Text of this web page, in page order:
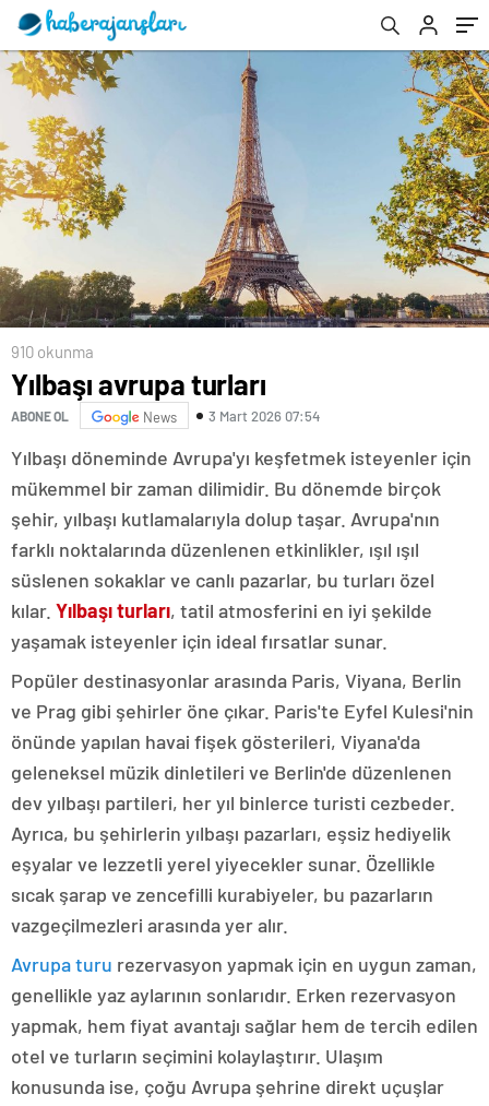
910 okunma
Yılbaşı avrupa turları
ABONE OL News 3 Mart 2026 07:54
Yılbaşı döneminde Avrupa'yı keşfetmek isteyenler için
mükemmel bir zaman dilimidir. Bu dönemde birçok
şehir, yılbaşı kutlamalarıyla dolup taşar. Avrupa'nın
farklı noktalarında düzenlenen etkinlikler, ışıl ışıl
süslenen sokaklar ve canlı pazarlar, bu turları özel
kılar. Yılbaşı turları, tatil atmosferini en iyi şekilde
yaşamak isteyenler için ideal fırsatlar sunar.
Popüler destinasyonlar arasında Paris, Viyana, Berlin
ve Prag gibi şehirler öne çıkar. Paris'te Eyfel Kulesi'nin
önünde yapılan havai fişek gösterileri, Viyana'da
geleneksel müzik dinletileri ve Berlin'de düzenlenen
dev yılbaşı partileri, her yıl binlerce turisti cezbeder.
Ayrıca, bu şehirlerin yılbaşı pazarları, eşsiz hediyelik
eşyalar ve lezzetli yerel yiyecekler sunar. Özellikle
sıcak şarap ve zencefilli kurabiyeler, bu pazarların
vazgeçilmezleri arasında yer alır.
Avrupa turu rezervasyon yapmak için en uygun zaman,
genellikle yaz aylarının sonlarıdır. Erken rezervasyon
yapmak, hem fiyat avantajı sağlar hem de tercih edilen
otel ve turların seçimini kolaylaştırır. Ulaşım
konusunda ise, çoğu Avrupa şehrine direkt uçuşlar